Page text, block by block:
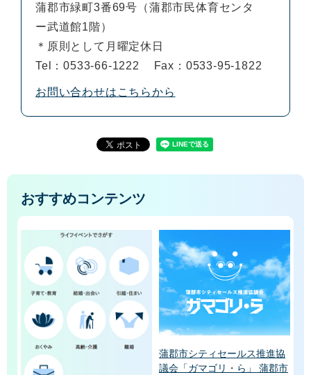
蒲郡市緑町3番69号（蒲郡市民体育センタ
ー武道館1階）
＊原則として月曜定休日
Tel：0533-66-1222
Fax：0533-95-1822
お問い合わせはこちらから
おすすめコンテンツ
蒲郡市シティセールス推進協
議会「ガマゴリ・ら」 蒲郡市